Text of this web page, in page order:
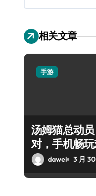
相关文章
手游
汤姆猫总动
对，手机畅玩
dawei 3 月